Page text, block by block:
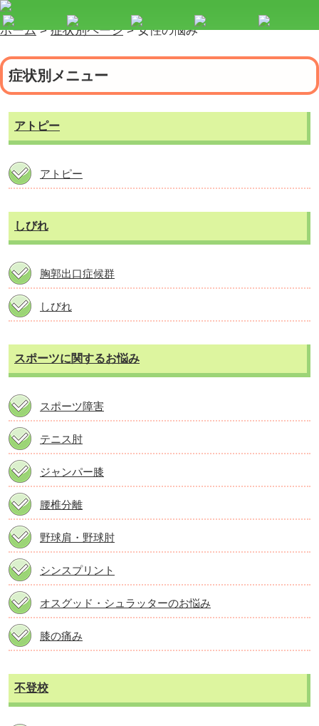
ホーム>症状別ページ>女性の悩み
症状別メニュー
アトピー
アトピー
しびれ
胸郭出口症候群
しびれ
スポーツに関するお悩み
スポーツ障害
テニス肘
ジャンパー膝
腰椎分離
野球肩・野球肘
シンスプリント
オスグッド・シュラッターのお悩み
膝の痛み
不登校